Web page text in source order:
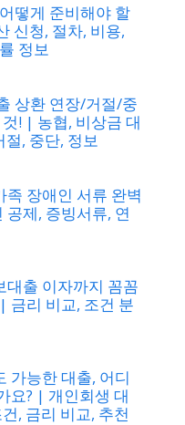
떻게 준비해야 할
신청, 절차, 비용,
정보
상환 연장/거절/중
! | 농협, 비상금 대
, 중단, 정보
족 장애인 서류 완벽
제, 증빙서류, 연
대출 이자까지 꼼꼼
금리 비교, 조건 분
가능한 대출, 어디
요? | 개인회생 대
, 금리 비교, 추천